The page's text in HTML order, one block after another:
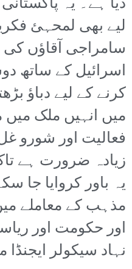
لیے بھی لمحہئ
سامراجی آقاؤں
اسرائیل کے ساتھ
کرنے کے لیے دباؤ
میں انہیں ملک
فعالیت اور شورو
زیادہ ضرورت ہے
یہ باور کروایا جا
مذہب کے معاملے
اور حکومت اور
نہاد سیکولر